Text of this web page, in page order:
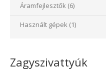
Áramfejlesztők (6)
Használt gépek (1)
Zagyszivattyúk